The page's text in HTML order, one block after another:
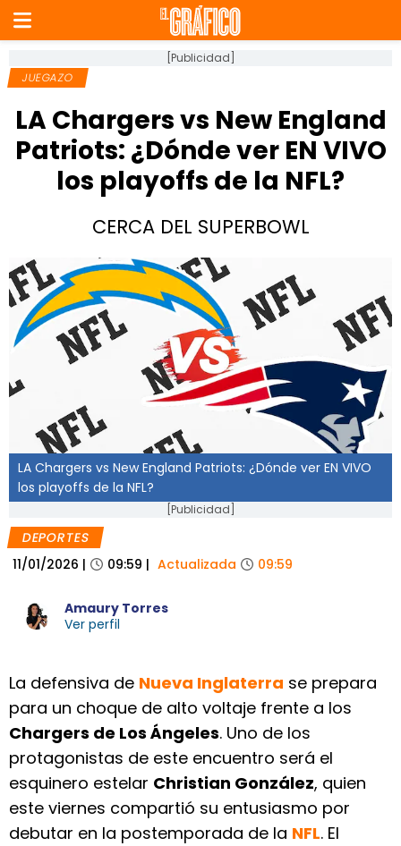
[Publicidad]
JUEGAZO
LA Chargers vs New England
Patriots: ¿Dónde ver EN VIVO
los playoffs de la NFL?
CERCA DEL SUPERBOWL
LA Chargers vs New England Patriots: ¿Dónde ver EN VIVO
los playoffs de la NFL?
[Publicidad]
DEPORTES
11/01/2026 | 09:59 | Actualizada 09:59
Amaury Torres
Ver perfil
La defensiva de Nueva Inglaterra se prepara
para un choque de alto voltaje frente a los
Chargers de Los Ángeles. Uno de los
protagonistas de este encuentro será el
esquinero estelar Christian González, quien
este viernes compartió su entusiasmo por
debutar en la postemporada de la NFL. El